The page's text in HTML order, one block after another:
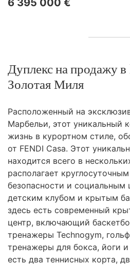
6 395 000 €
Дуплекс на продажу
Золотая Миля
Расположенный на
Марбельи, этот уникальный
жизнь в курортном стиле,
от FENDI Casa. Этот
находится всего в
располагает
безопасности и социальным
детским клубом и крытым
здесь есть современный
центр, включающий
тренажеры Technogym,
тренажеры для бокса, йоги
есть два теннисных корта,